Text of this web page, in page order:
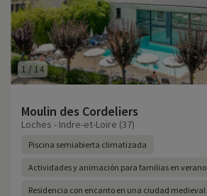
1 /14
Moulin des Cordeliers
Loches - Indre-et-Loire (37)
Piscina semiabierta climatizada
Actividades y animación para familias en verano
Residencia con encanto en una ciudad medieval